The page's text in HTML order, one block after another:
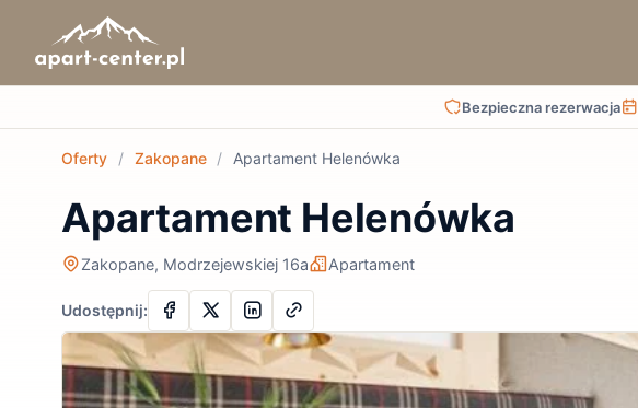
Bezpieczna rezerwacja
Oferty / Zakopane / Apartament Helenówka
Apartament Helenówka
Zakopane, Modrzejewskiej 16a Apartament
Udostępnij: